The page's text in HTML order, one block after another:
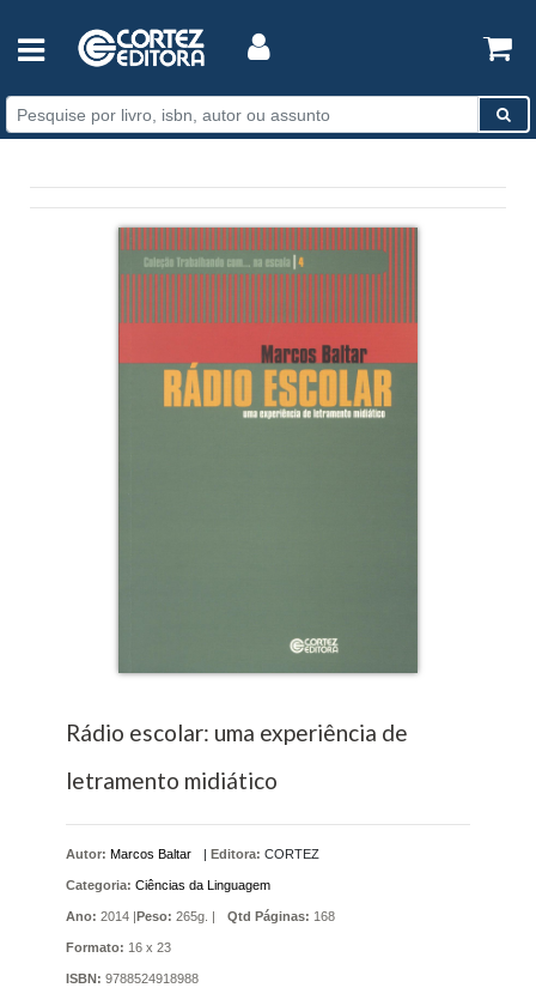
Rádio escolar: uma experiência de
letramento midiático
Autor: Marcos Baltar | Editora: CORTEZ
Categoria: Ciências da Linguagem
Ano: 2014 |Peso: 265g. | Qtd Páginas: 168
Formato: 16 x 23
ISBN: 9788524918988